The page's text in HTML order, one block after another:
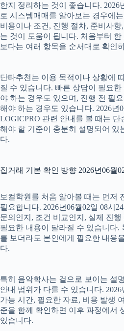
한지 정리하는 것이 좋습니다. 2026
로 시스템매매를 알아보는 경우에
비용이나 조건, 진행 절차, 준비사
는 것이 도움이 됩니다. 처음부터 한
보다는 여러 항목을 순서대로 확인
단타추천는 이용 목적이나 상황에
질 수 있습니다. 빠른 상담이 필요
야 하는 경우도 있으며, 진행 전 필
해야 하는 경우도 있습니다. 2026년
LOGICPRO 관련 안내를 볼 때는 단
해야 할 기준이 충분히 설명되어 있
다.
집거래 기본 확인 방향 2026년06월
보컬학원를 처음 알아볼 때는 먼저
필요합니다. 2026년06월02일 08시
문의인지, 조건 비교인지, 실제 진
필요한 내용이 달라질 수 있습니다.
를 보더라도 본인에게 필요한 내용
다.
특히 음악학사는 겉으로 보이는 설
안내 범위가 다를 수 있습니다.
가능 시간, 필요한 자료, 비용 발생
준을 함께 확인하면 이후 과정에서
있습니다.